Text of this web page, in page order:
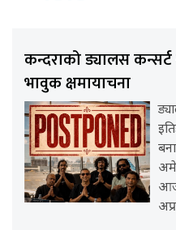
कन्दराको ड्यालस
भावुक क्षमायाचना
आज